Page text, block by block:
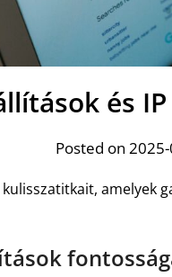
és
Posted on
kulisszatitkait, amelyek